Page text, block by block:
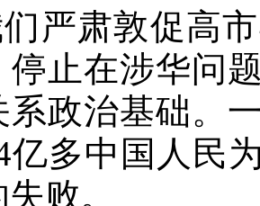
严肃敦促高
停止在涉华问
系政治基础。
亿多中国人民
败。